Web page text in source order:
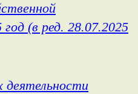
(в ред. 28.07.2025